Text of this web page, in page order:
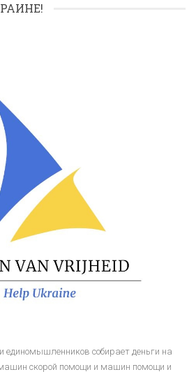
единомышленников собирает деньги на
скорой помощи и машин помощи и